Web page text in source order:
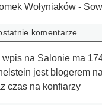
Wołyniaków -
komentarze
wpis na Salonie ma
jest blogerem
czas na konfiarzy